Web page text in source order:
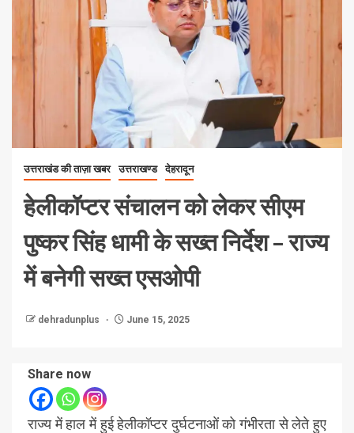
उत्तराखंड की ताज़ा खबर उत्तराखण्ड देहरादून
हेलीकॉप्टर संचालन को लेकर सीएम
पुष्कर सिंह धामी के सख्त निर्देश – राज्य
में बनेगी सख्त एसओपी
dehradunplus June 15, 2025
Share now
राज्य में हाल में हुई हेलीकॉप्टर दुर्घटनाओं को गंभीरता से लेते हुए